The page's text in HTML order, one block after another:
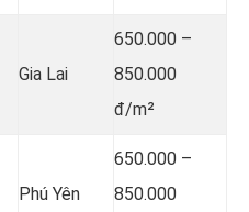
Gia Lai
650.000 –
850.000
đ/m²
Phú Yên
650.000 –
850.000